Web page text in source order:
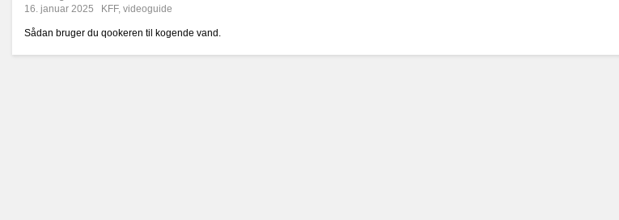
16. januar 2025 KFF, videoguide
Sådan bruger du qookeren til kogende vand.